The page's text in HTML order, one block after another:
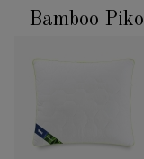
Bamboo